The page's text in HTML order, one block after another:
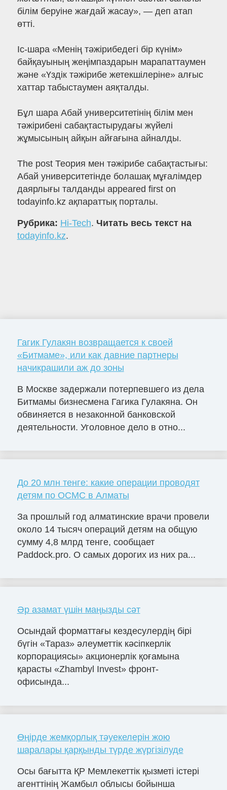
білім беруіне жағдай жасау», — деп атап
өтті.
Іс-шара «Менің тәжірибедегі бір күнім»
байқауының жеңімпаздарын марапаттаумен
және «Үздік тәжірибе жетекшілеріне» алғыс
хаттар табыстаумен аяқталды.
Бұл шара Абай университетінің білім мен
тәжірибені сабақтастырудағы жүйелі
жұмысының айқын айғағына айналды.
The post Теория мен тәжірибе сабақтастығы:
Абай университетінде болашақ мұғалімдер
даярлығы талданды appeared first on
todayinfo.kz ақпараттық порталы.
Рубрика: Hi-Tech. Читать весь текст на
todayinfo.kz.
Гагик Гулакян возвращается к своей
«Битмаме», или как давние партнеры
начикрашили аж до зоны
В Москве задержали потерпевшего из дела
Битмамы бизнесмена Гагика Гулакяна. Он
обвиняется в незаконной банковской
деятельности. Уголовное дело в отно...
До 20 млн тенге: какие операции проводят
детям по ОСМС в Алматы
За прошлый год алматинские врачи провели
около 14 тысяч операций детям на общую
сумму 4,8 млрд тенге, сообщает
Paddock.pro. О самых дорогих из них ра...
Әр азамат үшін маңызды сәт
Осындай форматтағы кездесулердің бірі
бүгін «Тараз» әлеуметтік кәсіпкерлік
корпорациясы» акционерлік қоғамына
қарасты «Zhambyl Invest» фронт-
офисында...
Өңірде жемқорлық тәуекелерін жою
шаралары қарқынды түрде жүргізілуде
Осы бағытта ҚР Мемлекеттік қызметі істері
агенттінің Жамбыл облысы бойынша